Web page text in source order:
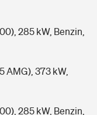
285 kW, Benzin,
AMG), 373 kW,
285 kW, Benzin,